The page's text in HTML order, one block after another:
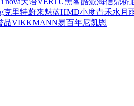
克里特蔚来魅蓝HMD小度青禾水月
品VIKKMANN易百年尼凯恩